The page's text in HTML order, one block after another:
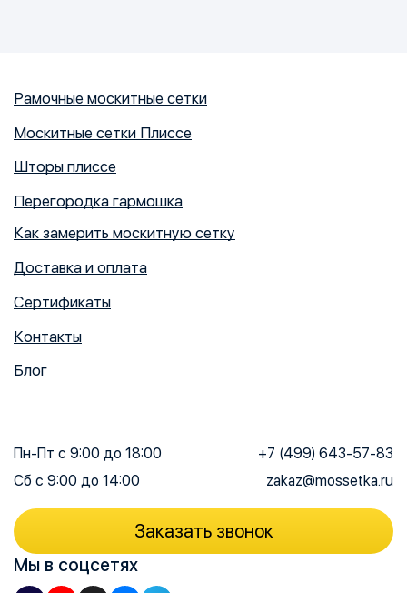
Рамочные москитные сетки
Москитные сетки Плиссе
Шторы плиссе
Перегородка гармошка
Как замерить москитную сетку
Доставка и оплата
Сертификаты
Контакты
Блог
Мы в соцсетях
+7 (499) 643-57-83
zakaz@mossetka.ru
Пн-Пт с 9:00 до 18:00
Сб с 9:00 до 14:00
Заказать звонок